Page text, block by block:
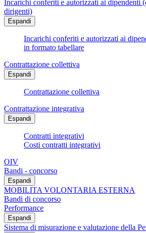
Incarichi conferiti e autorizzati ai dipendenti
dirigenti)
Espandi
Incarichi conferiti e autorizzati ai
in formato tabellare
Contrattazione collettiva
Espandi
Contrattazione collettiva
Contrattazione integrativa
Espandi
Contratti integrativi
Costi contratti integrativi
OIV
Bandi - concorso
Espandi
MOBILITA VOLONTARIA ESTERNA
Bandi di concorso
Performance
Espandi
Sistema di misurazione e valutazione della